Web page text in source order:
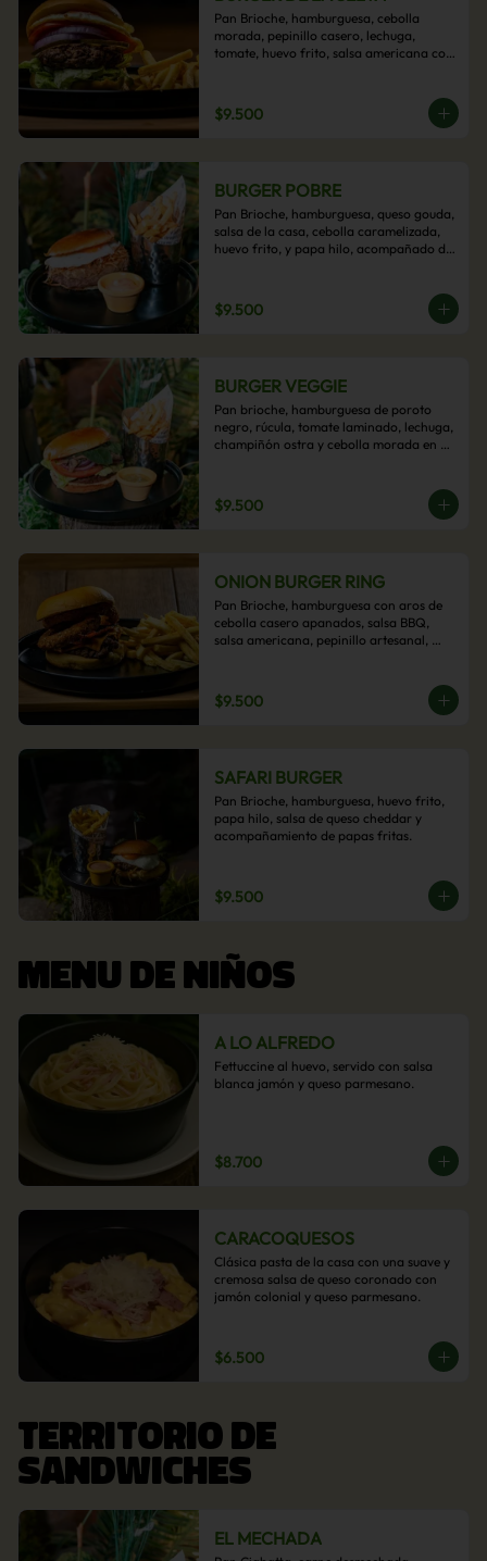
Pan Brioche, hamburguesa, cebolla
morada, pepinillo casero, lechuga,
tomate, huevo frito, salsa americana con
$9.500
BURGER POBRE
Pan Brioche, hamburguesa, queso gouda,
salsa de la casa, cebolla caramelizada,
huevo frito, y papa hilo, acompañado de
$9.500
BURGER VEGGIE
Pan brioche, hamburguesa de poroto
negro, rúcula, tomate laminado, lechuga,
champiñón ostra y cebolla morada en
$9.500
ONION BURGER RING
Pan Brioche, hamburguesa con aros de
cebolla casero apanados, salsa BBQ,
salsa americana, pepinillo artesanal,
papas fritas.
$9.500
SAFARI BURGER
Pan Brioche, hamburguesa, huevo frito,
papa hilo, salsa de queso cheddar y
acompañamiento de papas fritas.
$9.500
MENU DE NIÑOS
A LO ALFREDO
Fettuccine al huevo, servido con salsa
blanca jamón y queso parmesano.
$8.700
CARACOQUESOS
Clásica pasta de la casa con una suave y
cremosa salsa de queso coronado con
jamón colonial y queso parmesano.
$6.500
TERRITORIO DE
SANDWICHES
EL MECHADA